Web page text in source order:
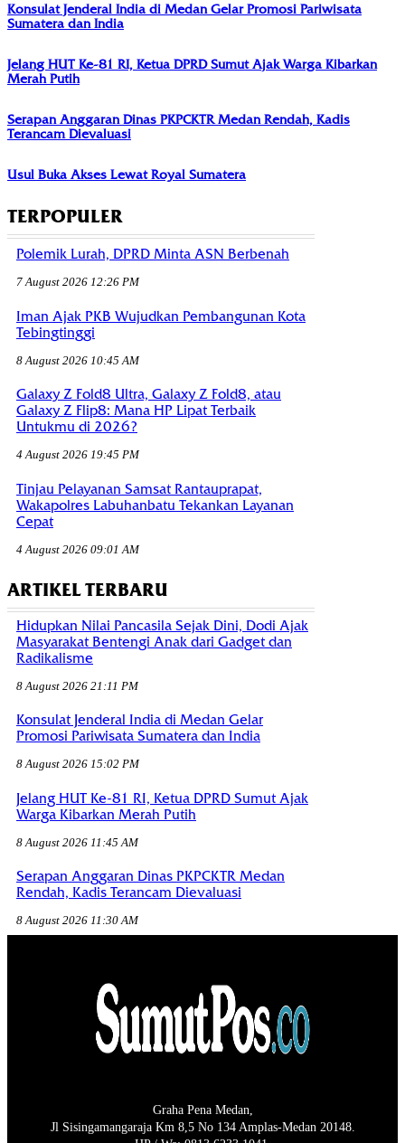
Konsulat Jenderal India di Medan Gelar Promosi Pariwisata
Sumatera dan India
Jelang HUT Ke-81 RI, Ketua DPRD Sumut Ajak Warga Kibarkan
Merah Putih
Serapan Anggaran Dinas PKPCKTR Medan Rendah, Kadis
Terancam Dievaluasi
Usul Buka Akses Lewat Royal Sumatera
TERPOPULER
Polemik Lurah, DPRD Minta ASN Berbenah
7 August 2026 12:26 PM
Iman Ajak PKB Wujudkan Pembangunan Kota
Tebingtinggi
8 August 2026 10:45 AM
Galaxy Z Fold8 Ultra, Galaxy Z Fold8, atau
Galaxy Z Flip8: Mana HP Lipat Terbaik
Untukmu di 2026?
4 August 2026 19:45 PM
Tinjau Pelayanan Samsat Rantauprapat,
Wakapolres Labuhanbatu Tekankan Layanan
Cepat
4 August 2026 09:01 AM
ARTIKEL TERBARU
Hidupkan Nilai Pancasila Sejak Dini, Dodi Ajak
Masyarakat Bentengi Anak dari Gadget dan
Radikalisme
8 August 2026 21:11 PM
Konsulat Jenderal India di Medan Gelar
Promosi Pariwisata Sumatera dan India
8 August 2026 15:02 PM
Jelang HUT Ke-81 RI, Ketua DPRD Sumut Ajak
Warga Kibarkan Merah Putih
8 August 2026 11:45 AM
Serapan Anggaran Dinas PKPCKTR Medan
Rendah, Kadis Terancam Dievaluasi
8 August 2026 11:30 AM
Graha Pena Medan,
Jl Sisingamangaraja Km 8,5 No 134 Amplas-Medan 20148.